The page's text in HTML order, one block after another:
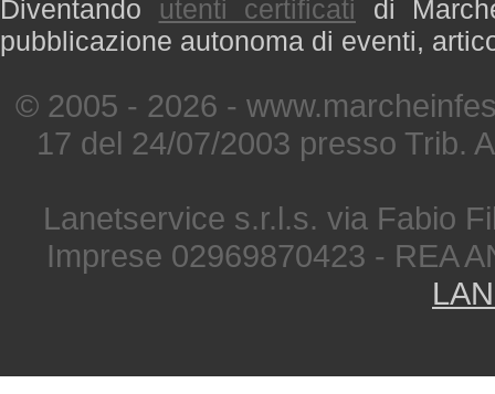
Diventando utenti certificati di
pubblicazione autonoma di eventi,
© 2005 - 2026 -
17 del 24/07/2003 presso Trib.
Lanetservice s.r.l.s. via Fabio
Imprese 02969870423 - REA